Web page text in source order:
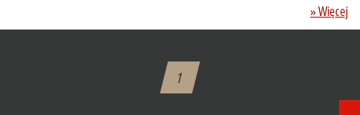
» Więcej
1